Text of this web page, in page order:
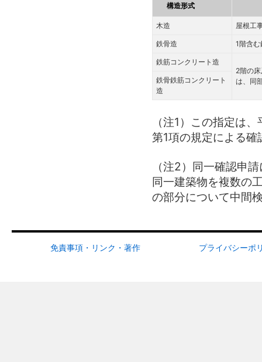
構造形式
木造 屋根工
鉄骨造 1階含
鉄筋コンクリート造
2階の
は、同
鉄骨鉄筋コンクリート
造
（注1）この指定は
第1項の規定による
（注2）同一確認申
同一建築物を複数の
の部分について中間
免責事項・リンク・著作 プライバシーポ